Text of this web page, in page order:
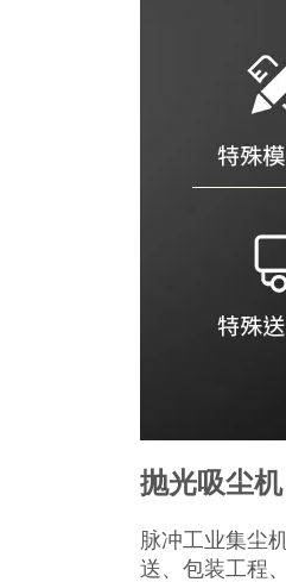
抛光吸尘机
脉冲工业集尘
送、包装工程